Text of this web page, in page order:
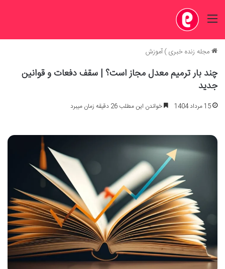
منو
مجله زنده خبری)آموزش
چند بار ترمیم معدل مجاز است؟ | سقف دفعات و قوانین
جدید
15 مرداد 1404 خواندن این مطلب 26 دقیقه زمان میبرد